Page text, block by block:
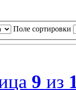
Поле сортировки
9 из